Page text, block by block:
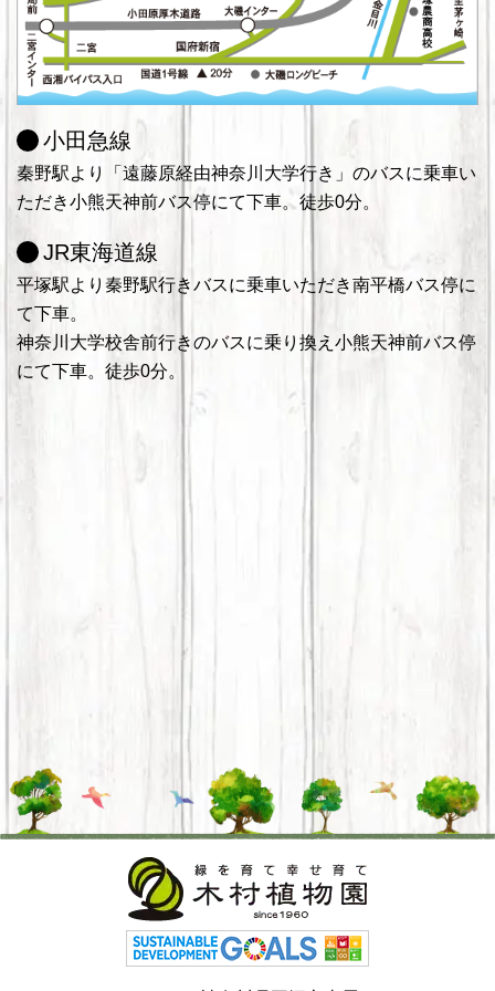
小田急線
秦野駅より「遠藤原経由神奈川大学行き」のバスに乗車い
ただき小熊天神前バス停にて下車。徒歩0分。
JR東海道線
平塚駅より秦野駅行きバスに乗車いただき南平橋バス停に
て下車。
神奈川大学校舎前行きのバスに乗り換え小熊天神前バス停
にて下車。徒歩0分。